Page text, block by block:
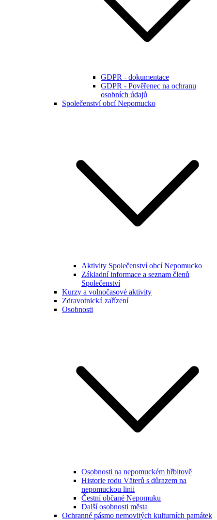
GDPR - dokumentace
GDPR - Pověřenec na ochranu
osobních údajů
Společenství obcí Nepomucko
Aktivity Společenství obcí Nepomucko
Základní informace a seznam členů
Společenství
Kurzy a volnočasové aktivity
Zdravotnická zařízení
Osobnosti
Osobnosti na nepomuckém hřbitově
Historie rodu Väterů s důrazem na
nepomuckou linii
Čestní občané Nepomuku
Další osobnosti města
Ochranné pásmo nemovitých kulturních památek